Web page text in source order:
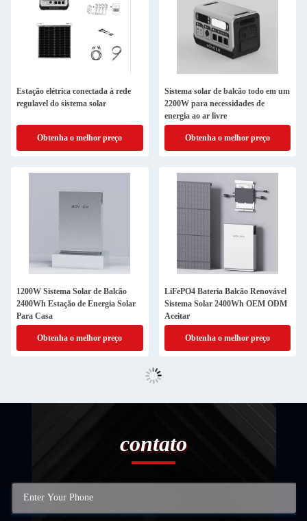
Estação elétrica conectada à rede
regulavel do sistema solar
Obtenha o melhor preço
Sistema solar de balcão todo em um
2200W para necessidades de
energia ao ar livre
Obtenha o melhor preço
1200W Sistema Solar de Balcão
2400Wh Estação de Energia Solar
Para Casa
Obtenha o melhor preço
LiFePO4 Bateria Balcão Renovável
Sistema Solar 2400Wh OEM ODM
Aceitar
Obtenha o melhor preço
contato